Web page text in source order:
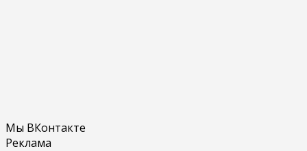
Мы ВКонтакте
Реклама